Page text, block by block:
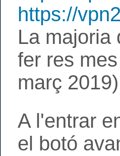
https://
La majoria
fer res
març 2019)
A l'entrar
el botó